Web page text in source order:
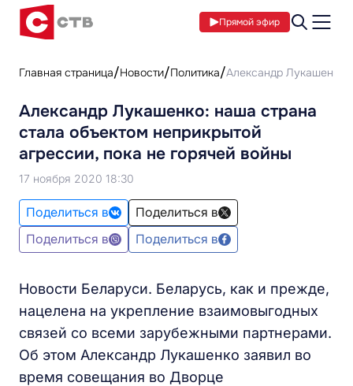
Прямой эфир
Главная страница Новости Политика Александр Лукашенко:
Александр Лукашенко: наша страна
стала объектом неприкрытой
агрессии, пока не горячей войны
17 ноября 2020 18:30
Поделиться в
Поделиться в
Поделиться в
Поделиться в
Новости Беларуси. Беларусь, как и прежде,
нацелена на укрепление взаимовыгодных
связей со всеми зарубежными партнерами.
Об этом Александр Лукашенко заявил во
время совещания во Дворце